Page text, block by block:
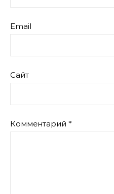
Email
Сайт
Комментарий *